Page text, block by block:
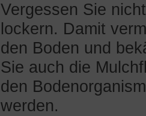
Vergessen Sie
lockern. Damit
den Boden und
Sie auch die
den
werden.